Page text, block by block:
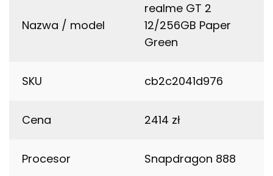
Nazwa / model
realme GT 2
12/256GB Paper
Green
SKU cb2c2041d976
Cena 2414 zł
Procesor Snapdragon 888